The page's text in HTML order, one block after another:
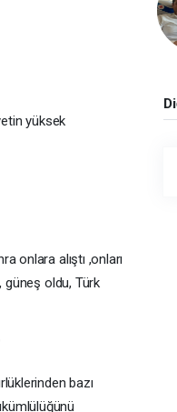
yüksek
onlara alıştı ,onları
güneş oldu, Türk
bazı